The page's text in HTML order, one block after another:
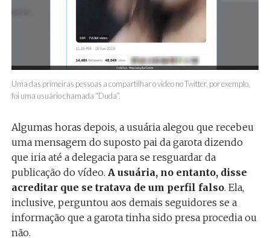
Uma das primeiras pessoas a compartilhar o vídeo no Twitter, por exemplo,
foi uma usuário chamada “Duda”.
Algumas horas depois, a usuária alegou que recebeu
uma mensagem do suposto pai da garota dizendo
que iria até a delegacia para se resguardar da
publicação do vídeo. A usuária, no entanto, disse
acreditar que se tratava de um perfil falso. Ela,
inclusive, perguntou aos demais seguidores se a
informação que a garota tinha sido presa procedia ou
não.